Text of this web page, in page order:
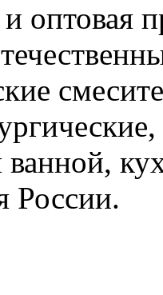
оптовая
ванной,
России.